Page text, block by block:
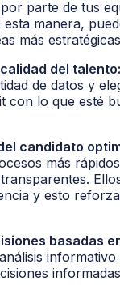
parte de tus
esta manera,
más
del talento:
de datos y
con lo que esté
candidato
más
y esto
basadas
informativo